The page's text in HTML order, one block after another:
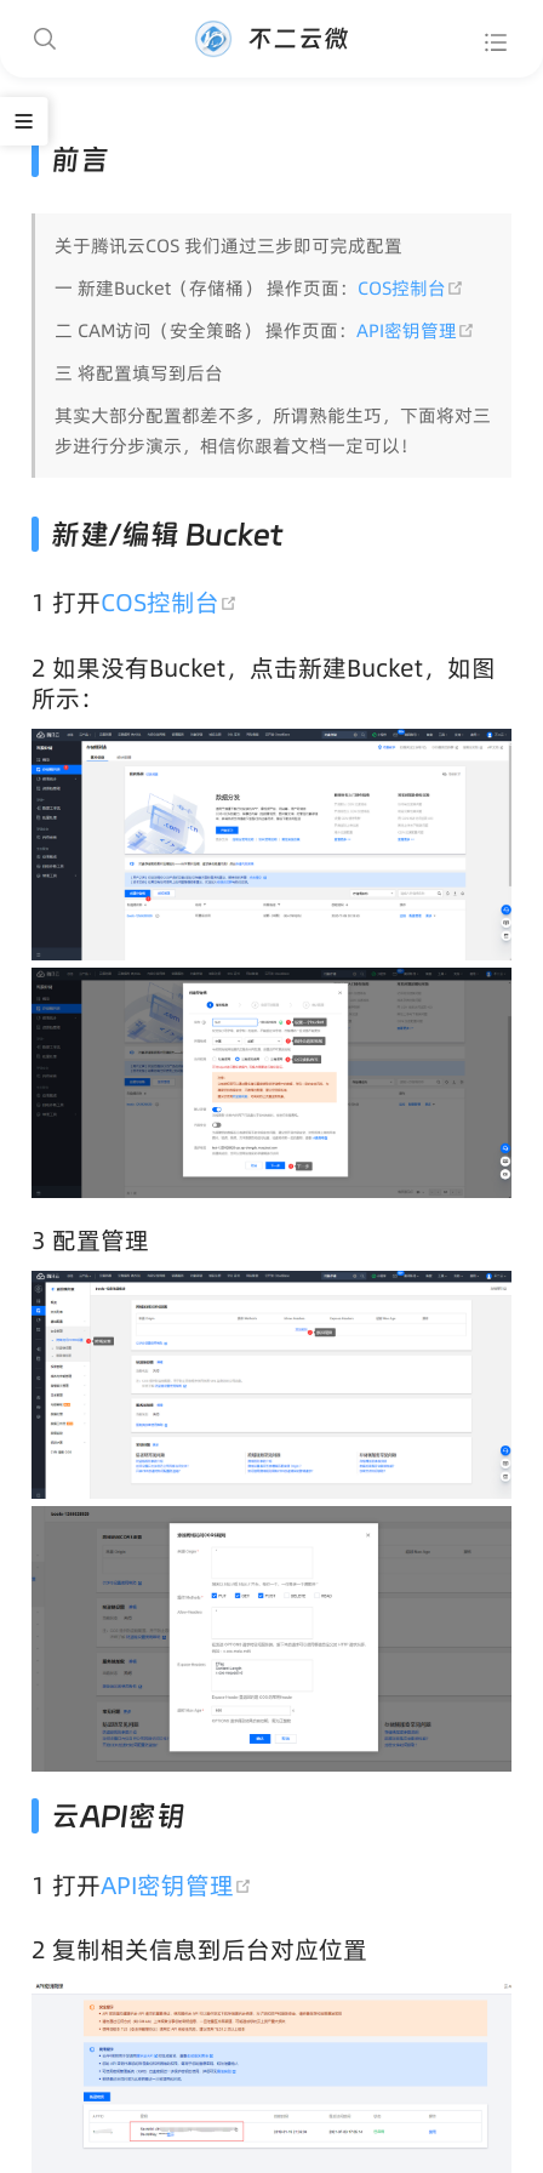
不二云微
前言
关于腾讯云COS 我们通过三步即可完成配置
一 新建Bucket（存储桶） 操作页面： COS控制台
二 CAM访问（安全策略） 操作页面： API密钥管理
三 将配置填写到后台
其实大部分配置都差不多，所谓熟能生巧，下面将对三
步进行分步演示，相信你跟着文档一定可以！
新建/编辑 Bucket
1 打开COS控制台
2 如果没有Bucket，点击新建Bucket，如图
所示：
3 配置管理
云API密钥
1 打开API密钥管理
2 复制相关信息到后台对应位置